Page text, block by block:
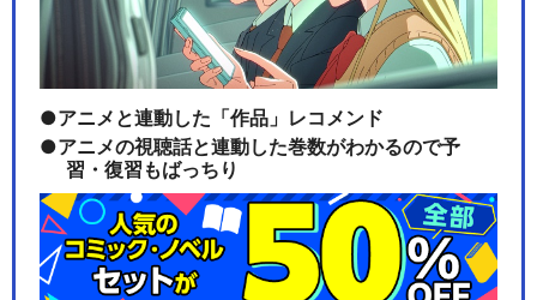
アニメと連動した「作品」レコメンド
アニメの視聴話と連動した巻数がわかるので予
習・復習もばっちり